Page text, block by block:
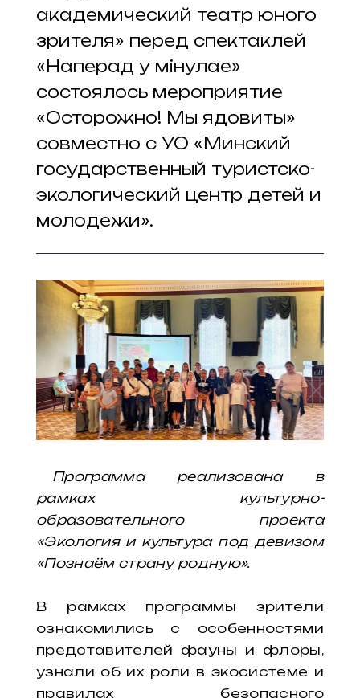
академический театр юного
зрителя» перед спектаклей
«Наперад у мінулае»
состоялось мероприятие
«Осторожно! Мы ядовиты»
совместно с УО «Минский
государственный туристско-
экологический центр детей и
молодежи».
Программа реализована в
рамках культурно-
образовательного проекта
«Экология и культура под девизом
«Познаём страну родную».
В рамках программы зрители
ознакомились с особенностями
представителей фауны и флоры,
узнали об их роли в экосистеме и
правилах безопасного